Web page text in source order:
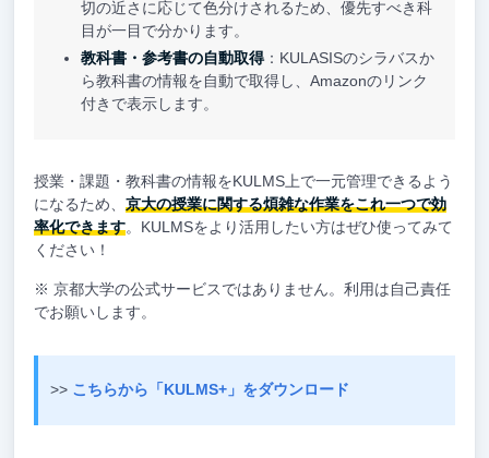
切の近さに応じて色分けされるため、優先すべき科
目が一目で分かります。
教科書・参考書の自動取得：KULASISのシラバスか
ら教科書の情報を自動で取得し、Amazonのリンク
付きで表示します。
授業・課題・教科書の情報をKULMS上で一元管理できるよう
になるため、 京大の授業に関する煩雑な作業をこれ一つで効
率化できます。KULMSをより活用したい方はぜひ使ってみて
ください！
※ 京都大学の公式サービスではありません。利用は自己責任
でお願いします。
>> こちらから「KULMS+」をダウンロード